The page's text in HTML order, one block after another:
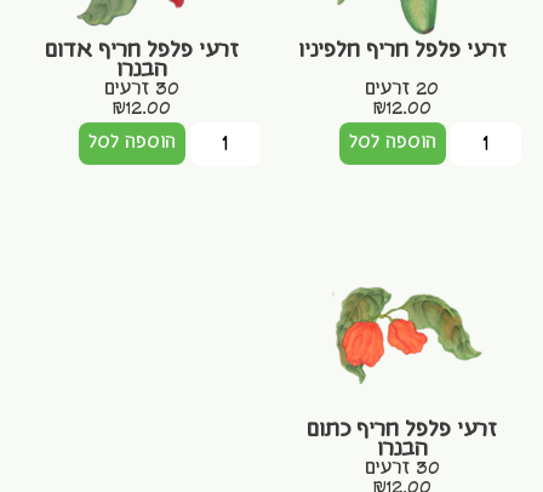
זרעי פלפל חריף חלפיניו
20 זרעים
₪12.00
הוספה לסל
זרעי פלפל חריף אדום
הבנרו
30 זרעים
₪12.00
הוספה לסל
זרעי פלפל חריף כתום
הבנרו
30 זרעים
₪12.00